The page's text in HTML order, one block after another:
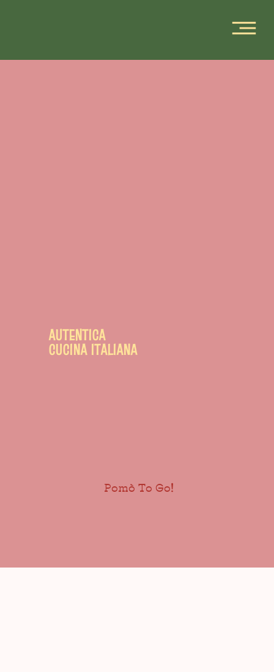
AUTENTICA
CUCINA ITALIANA
Pomò To Go!